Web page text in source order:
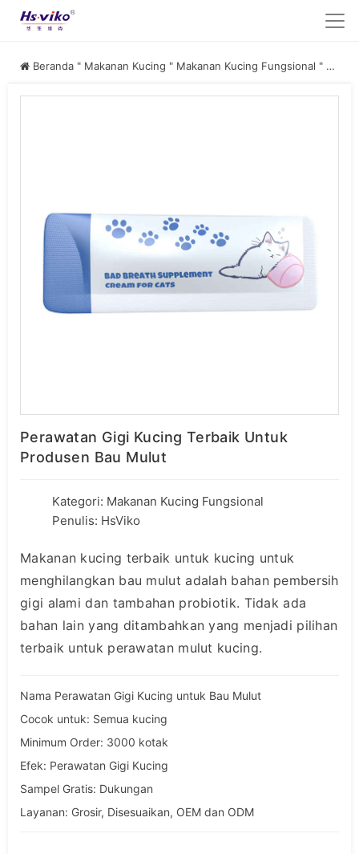
Beranda " Makanan Kucing " Makanan Kucing Fungsional "
Perawatan Gigi Kucing Terbaik Untuk
Produsen Bau Mulut
Kategori: Makanan Kucing Fungsional
Penulis: HsViko
Makanan kucing terbaik untuk kucing untuk
menghilangkan bau mulut adalah bahan pembersih
gigi alami dan tambahan probiotik. Tidak ada
bahan lain yang ditambahkan yang menjadi pilihan
terbaik untuk perawatan mulut kucing.
Nama Perawatan Gigi Kucing untuk Bau Mulut
Cocok untuk: Semua kucing
Minimum Order: 3000 kotak
Efek: Perawatan Gigi Kucing
Sampel Gratis: Dukungan
Layanan: Grosir, Disesuaikan, OEM dan ODM